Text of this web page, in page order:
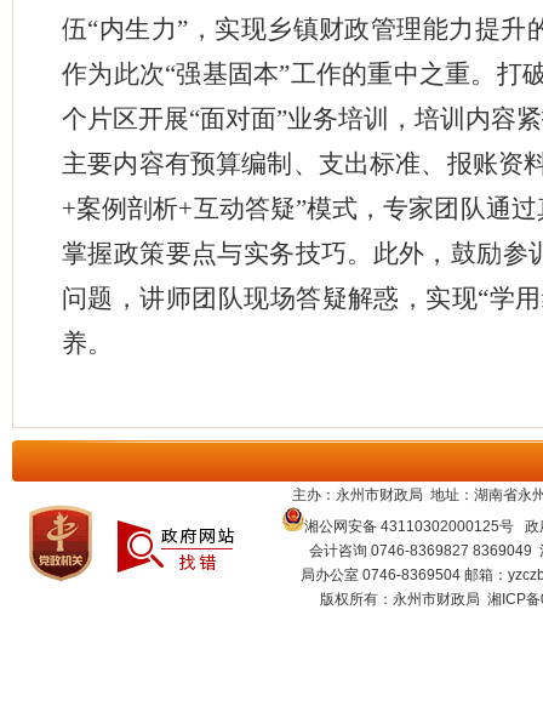
伍“内生力”，实现乡镇财政管理能力提
作为此次“强基固本”工作的重中之重。打
个片区开展“面对面”业务培训，培训内容
主要内容有预算编制、支出标准、报账资
+案例剖析+互动答疑”模式，专家团队通
掌握政策要点与实务技巧。此外，鼓励
问题，讲师团队现场答疑解惑，实现“学
养。
主办：永州市财政局 地址：湖南省永
湘公网安备 43110302000125号 政
会计咨询 0746-8369827 8369049
局办公室 0746-8369504 邮箱：
版权所有：永州市财政局 湘ICP